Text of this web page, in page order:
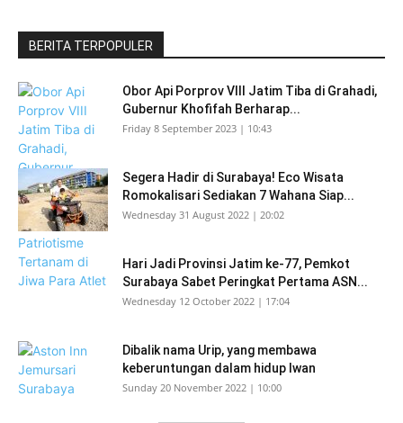
BERITA TERPOPULER
Obor Api Porprov VIII Jatim Tiba di Grahadi,
Gubernur Khofifah Berharap...
Friday 8 September 2023 | 10:43
Segera Hadir di Surabaya! Eco Wisata
Romokalisari Sediakan 7 Wahana Siap...
Wednesday 31 August 2022 | 20:02
Hari Jadi Provinsi Jatim ke-77, Pemkot
Surabaya Sabet Peringkat Pertama ASN...
Wednesday 12 October 2022 | 17:04
Dibalik nama Urip, yang membawa
keberuntungan dalam hidup Iwan
Sunday 20 November 2022 | 10:00